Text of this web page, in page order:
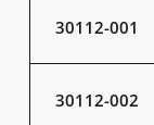
30112-001
30112-002